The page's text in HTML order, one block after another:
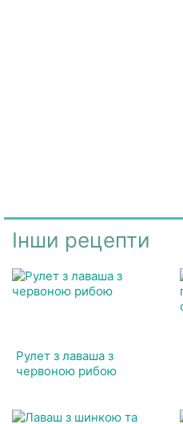
Інши рецепти
Рулет з лаваша з
червоною рибою